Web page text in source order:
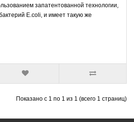
запатентованной технологии,
E.coli, и имеет такую же
Показано с 1 по 1 из 1 (всего 1 страниц)